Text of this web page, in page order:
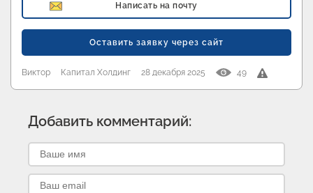
Написать на почту
Оставить заявку через сайт
Виктор Капитал Холдинг 28 декабря 2025 49
Добавить комментарий: